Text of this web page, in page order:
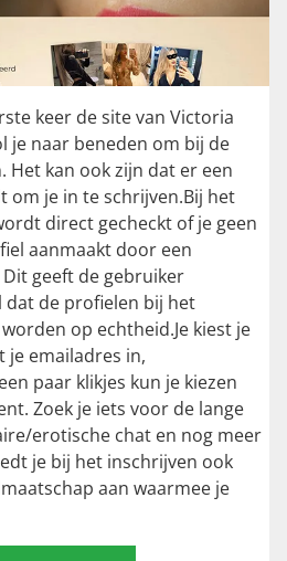
keer de site van Victoria
je naar beneden om bij de
kan ook zijn dat er een
om je in te schrijven.Bij het
direct gecheckt of je geen
aanmaakt door een
Dit geeft de gebruiker
dat de profielen bij het
op echtheid.Je kiest je
je emailadres in,
paar klikjes kun je kiezen
Zoek je iets voor de lange
erotische chat en nog meer
je bij het inschrijven ook
aan waarmee je